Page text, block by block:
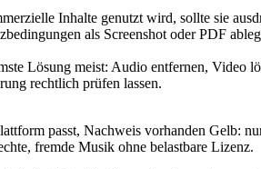
Inhalte genutzt wird, sollte sie
als Screenshot oder PDF
Lösung meist: Audio entfernen, Video
rechtlich prüfen lassen.
passt, Nachweis vorhanden Gelb:
fremde Musik ohne belastbare Lizenz.